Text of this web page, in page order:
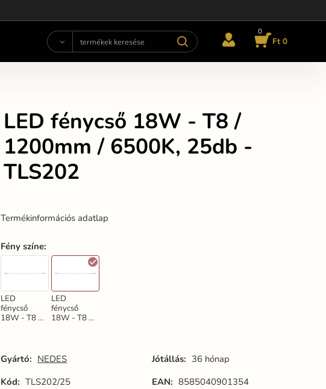
0
Ft 0
LED fénycső 18W - T8 /
1200mm / 6500K, 25db -
TLS202
Termékinformációs adatlap
Fény színe:
LED
fénycső
18W - T8 /
TLS222
LED
fénycső
18W - T8 /
TLS202
Gyártó: NEDES Jótállás: 36 hónap
Kód: TLS202/25 EAN: 8585040901354